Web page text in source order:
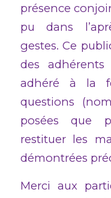
présence
pu dans
gestes. Ce
des
adhéré à la
questions
posées que
restituer les
démontrées
Merci aux